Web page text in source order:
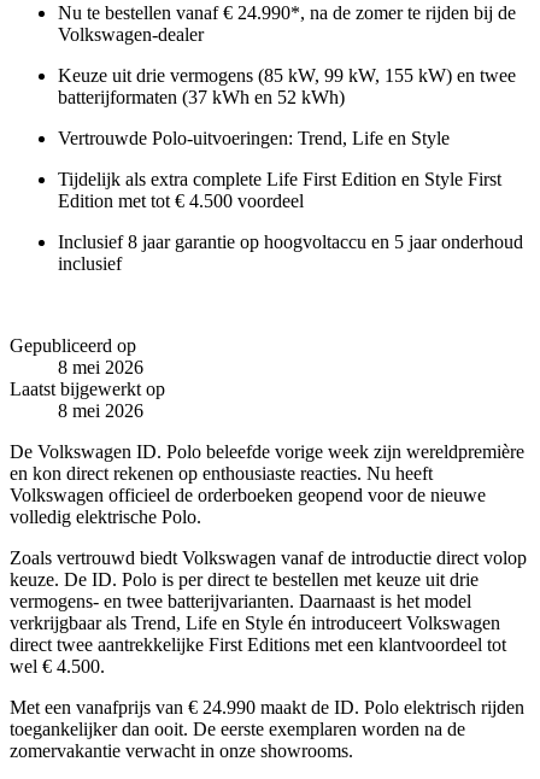
Nu te bestellen vanaf € 24.990*, na de zomer te rijden bij de
Volkswagen-dealer
Keuze uit drie vermogens (85 kW, 99 kW, 155 kW) en twee
batterijformaten (37 kWh en 52 kWh)
Vertrouwde Polo-uitvoeringen: Trend, Life en Style
Tijdelijk als extra complete Life First Edition en Style First
Edition met tot € 4.500 voordeel
Inclusief 8 jaar garantie op hoogvoltaccu en 5 jaar onderhoud
inclusief
Gepubliceerd op
8 mei 2026
Laatst bijgewerkt op
8 mei 2026
De Volkswagen ID. Polo beleefde vorige week zijn wereldpremière
en kon direct rekenen op enthousiaste reacties. Nu heeft
Volkswagen officieel de orderboeken geopend voor de nieuwe
volledig elektrische Polo.
Zoals vertrouwd biedt Volkswagen vanaf de introductie direct volop
keuze. De ID. Polo is per direct te bestellen met keuze uit drie
vermogens- en twee batterijvarianten. Daarnaast is het model
verkrijgbaar als Trend, Life en Style én introduceert Volkswagen
direct twee aantrekkelijke First Editions met een klantvoordeel tot
wel € 4.500.
Met een vanafprijs van € 24.990 maakt de ID. Polo elektrisch rijden
toegankelijker dan ooit. De eerste exemplaren worden na de
zomervakantie verwacht in onze showrooms.